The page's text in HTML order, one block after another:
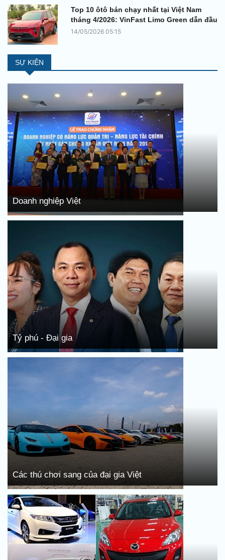
Top 10 ôtô bán chạy nhất tại Việt Nam
tháng 4/2026: VinFast Limo Green dẫn đầu
14/05/2026 05:15
SỰ KIỆN
Doanh nghiệp Việt
Tỷ phú - Đại gia
Các thú chơi sang của đại gia Việt